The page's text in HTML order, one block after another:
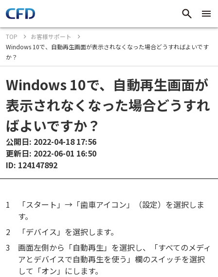
TOP
お客様サポート
Windows 10で、自動再生画面が表示されなくなった場合どうすればよいです
か？
Windows 10で、自動再生画面が
表示されなくなった場合どうすれ
ばよいですか？
公開日: 2022-04-18 17:56
更新日: 2022-06-01 16:50
ID: 124147892
1
「スタート」→「歯車アイコン」（設定）を選択しま
す。
2
「デバイス」を選択します。
3
画面左側から「自動再生」を選択し、「すべてのメディ
アとデバイスで自動再生を使う」欄のスイッチを選択
して「オン」にします。